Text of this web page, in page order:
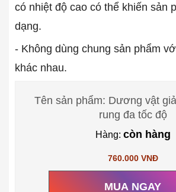
có nhiệt độ cao có thể khiến sản
dạng.
- Không dùng chung sản phẩm
khác nhau.
Tên sản phẩm: Dương vật
rung đa tốc độ
Hàng: còn hàng
760.000 VNĐ
MUA NGAY